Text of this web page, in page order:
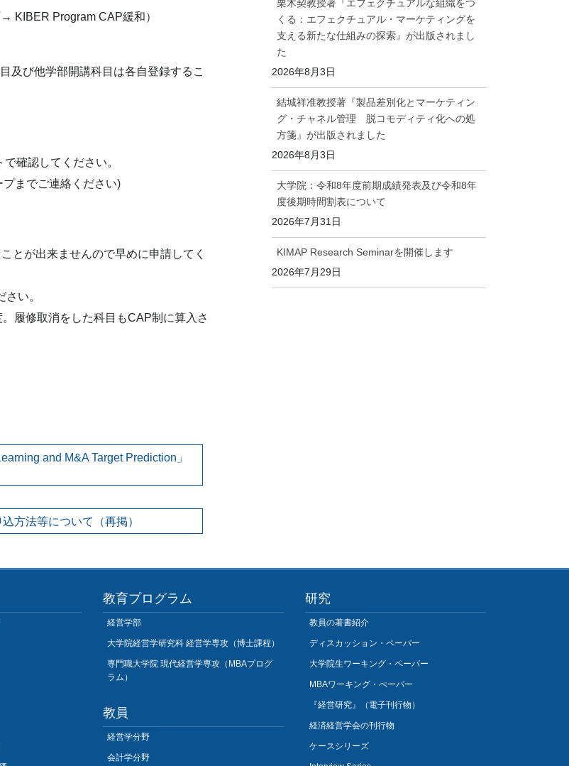
KIBER Program CAP緩和）
び他学部開講科目は各自登録するこ
確認してください。
までご連絡ください)
とが出来ませんので早めに申請してく
い。
履修取消をした科目もCAP制に算入さ
and M&A Target Prediction」
方法等について（再掲）
栗木契教授著『エフェクチュアルな組織をつ
くる：エフェクチュアル・マーケティングを
支える新たな仕組みの探索』が出版されまし
た
2026年8月3日
結城祥准教授著『製品差別化とマーケティン
グ・チャネル管理 脱コモディティ化への処
方箋』が出版されました
2026年8月3日
大学院：令和8年度前期成績発表及び令和8年
度後期時間割表について
2026年7月31日
KIMAP Research Seminarを開催します
2026年7月29日
教育プログラム
経営学部
大学院経営学研究科 経営学専攻（博士課程）
専門職大学院 現代経営学専攻（MBAプログ
ラム）
教員
経営学分野
会計学分野
研究
教員の著書紹介
ディスカッション・ペーパー
大学院生ワーキング・ペーパー
MBAワーキング・ぺーパー
『経営研究』（電子刊行物）
経済経営学会の刊行物
ケースシリーズ